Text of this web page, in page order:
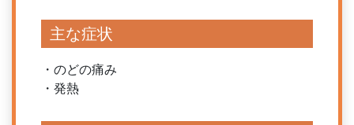
主な症状
・のどの痛み
・発熱